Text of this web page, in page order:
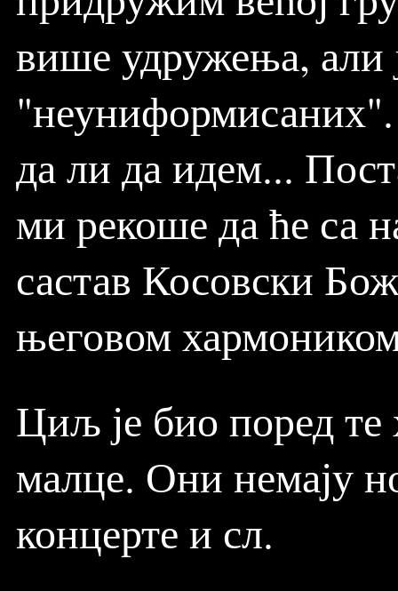
више удружења, али
да ли да идем...
ми рекоше да ће са
састав Косовски
његовом
Циљ је био поред те
малце. Они немају
концерте и сл.